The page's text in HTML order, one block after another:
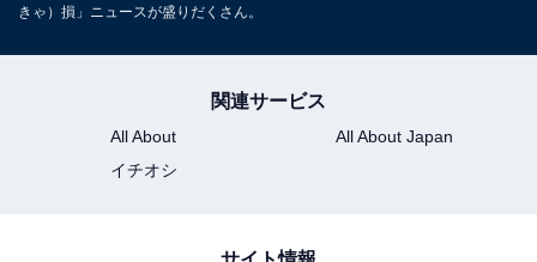
きゃ）損」ニュースが盛りだくさん。
関連サービス
All About
All About Japan
イチオシ